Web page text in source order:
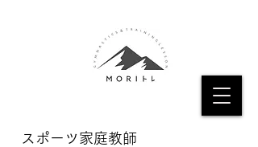
​スポーツ家庭教師